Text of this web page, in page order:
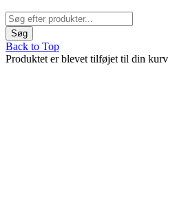
Back to Top
Produktet er blevet tilføjet til din kurv